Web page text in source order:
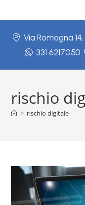
Via Romagna
331 6217050
rischio
> rischio digitale